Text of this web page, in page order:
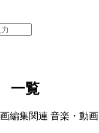
一覧
編集関連 音楽・動画